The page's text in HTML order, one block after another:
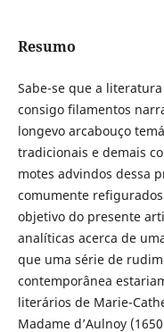
Resumo
Sabe-se que a
consigo filamentos
longevo arcabouço
tradicionais e demais
motes advindos dessa
comumente
objetivo do presente
analíticas acerca de
que uma série de
contemporânea
literários de Marie-
Madame d’Aulnoy